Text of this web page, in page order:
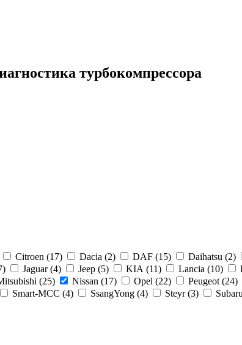
турбокомпрессора
Citroen (17) Dacia (2) DAF (15) Daihatsu (2)
) Jaguar (4) Jeep (5) KIA (11) Lancia (10)
(25) Nissan (17) Opel (22) Peugeot (24)
Smart-MCC (4) SsangYong (4) Steyr (3)